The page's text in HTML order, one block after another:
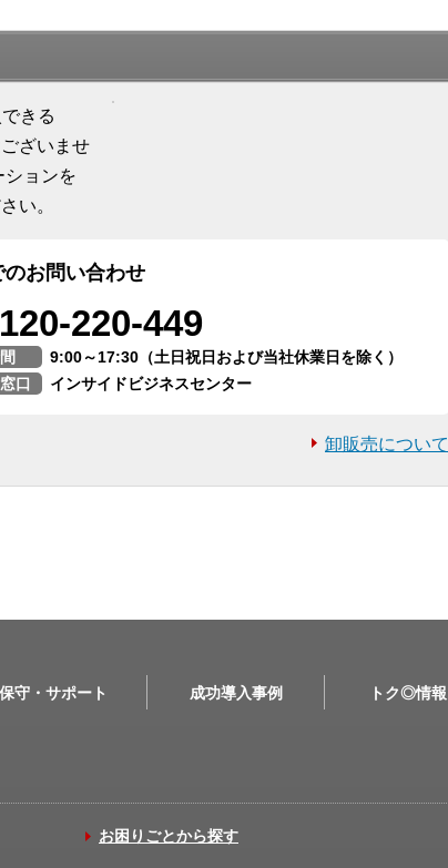
きる
ざいませ
ションを
い。
のお問い合わせ
220-449
9:00～17:30（土日祝日および当社休業日を除く）
口
インサイドビジネスセンター
卸販売について
保守・サポート 成功導入事例 トク◎情報
お困りごとから探す